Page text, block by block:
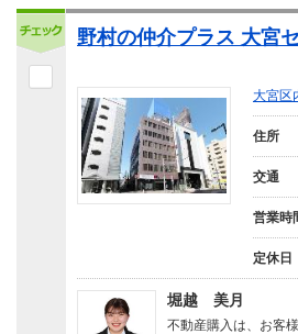
野村の仲介プラス 大宮
大宮区
住所
交通
営業時
定休日
堀越 美月
不動産購入は、お客